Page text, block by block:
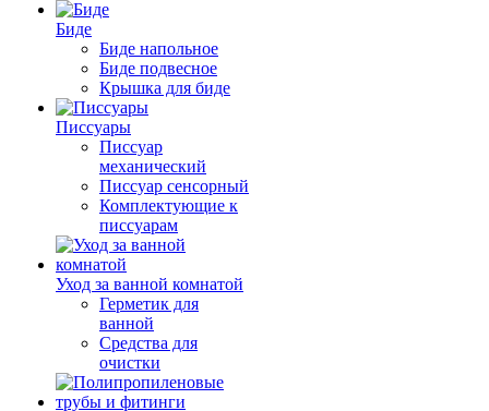
Биде
Биде напольное
Биде подвесное
Крышка для биде
Писсуары
Писсуар
механический
Писсуар сенсорный
Комплектующие к
писсуарам
Уход за ванной комнатой
Герметик для
ванной
Средства для
очистки